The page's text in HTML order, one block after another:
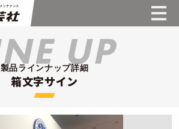
製品ラインナップ詳細
箱文字サイン